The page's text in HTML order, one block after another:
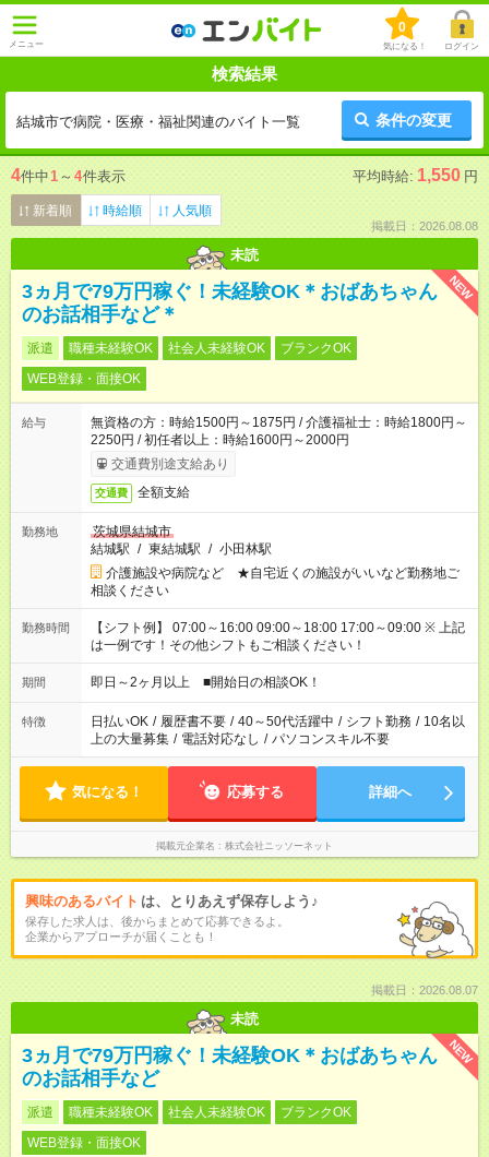
メニュー
0
気になる！ ログイン
検索結果
結城市で病院・医療・福祉関連のバイト一覧 条件の変更
4件中1 ～ 4件表示 平均時給: 1,550 円
新着順 時給順 人気順
掲載日：2026.08.08
未読
NEW
3ヵ月で79万円稼ぐ！未経験OK＊おばあちゃん
のお話相手など＊
派遣 職種未経験OK 社会人未経験OK
ブランクOK
WEB登録・面接OK
給与
無資格の方：時給1500円～1875円 / 介護福祉士：時給1800円～
2250円 / 初任者以上：時給1600円～2000円
交通費別途支給あり
交通費 全額支給
勤務地
茨城県結城市
結城駅 / 東結城駅 / 小田林駅
介護施設や病院など ★自宅近くの施設がいいなど勤務地ご
相談ください
勤務時間
【シフト例】 07:00～16:00 09:00～18:00 17:00～09:00 ※ 上記
は一例です！その他シフトもご相談ください！
期間 即日～2ヶ月以上 ■開始日の相談OK！
特徴 日払いOK / 履歴書不要 / 40～50代活躍中 / シフト勤務 / 10名以
上の大量募集 / 電話対応なし / パソコンスキル不要
気になる！ 応募する 詳細へ
掲載元企業名 株式会社ニッソーネット
興味のあるバイト は、とりあえず保存しよう♪
保存した求人は、後からまとめて応募できるよ。
企業からアプローチが届くことも！
掲載日：2026.08.07
未読
NEW
3ヵ月で79万円稼ぐ！未経験OK＊おばあちゃん
のお話相手など
派遣 職種未経験OK 社会人未経験OK
ブランクOK
WEB登録・面接OK